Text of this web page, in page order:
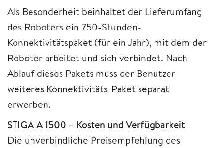
Als Besonderheit beinhaltet der Lieferumfang
des Roboters ein 750-Stunden-
Konnektivitätspaket (für ein Jahr), mit dem der
Roboter arbeitet und sich verbindet. Nach
Ablauf dieses Pakets muss der Benutzer
weiteres Konnektivitäts-Paket separat
erwerben.
STIGA A 1500 – Kosten und Verfügbarkeit
Die unverbindliche Preisempfehlung des